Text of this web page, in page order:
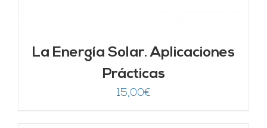
La Energía Solar. Aplicaciones
Prácticas
15,00€